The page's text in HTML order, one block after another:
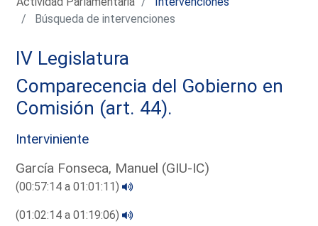
Búsqueda de intervenciones
IV Legislatura
Comparecencia del Gobierno en
Comisión (art. 44).
Interviniente
García Fonseca, Manuel (GIU-IC)
(00:57:14 a 01:01:11)
(01:02:14 a 01:19:06)